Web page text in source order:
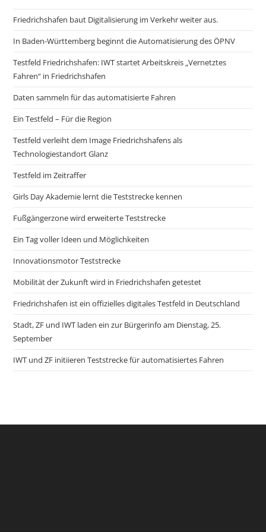
Friedrichshafen baut Digitalisierung im Verkehr weiter aus.
In Baden-Württemberg beginnt die Automatisierung des ÖPNV
Testfeld Friedrichshafen: IWT startet Arbeitskreis „Vernetztes
Fahren“ in Friedrichshafen
Daten sammeln für das automatisierte Fahren
Ein Testfeld – Für die Region
Testfeld verleiht dem Image Friedrichshafens als
Technologiestandort Glanz
Testfeld im Zeitraffer
Girls Day Akademie lernt die Teststrecke kennen
Fußgängerzone wird erweiterte Teststrecke
Ein Tag voller Ideen und Möglichkeiten
Innovationsmotor Teststrecke
Mobilität der Zukunft wird in Friedrichshafen getestet
Friedrichshafen ist ein offizielles digitales Testfeld in Deutschland
Stadt, ZF und IWT laden ein zur Bürgerinfo am Dienstag, 25.
September
IWT und ZF initiieren Teststrecke für automatisiertes Fahren